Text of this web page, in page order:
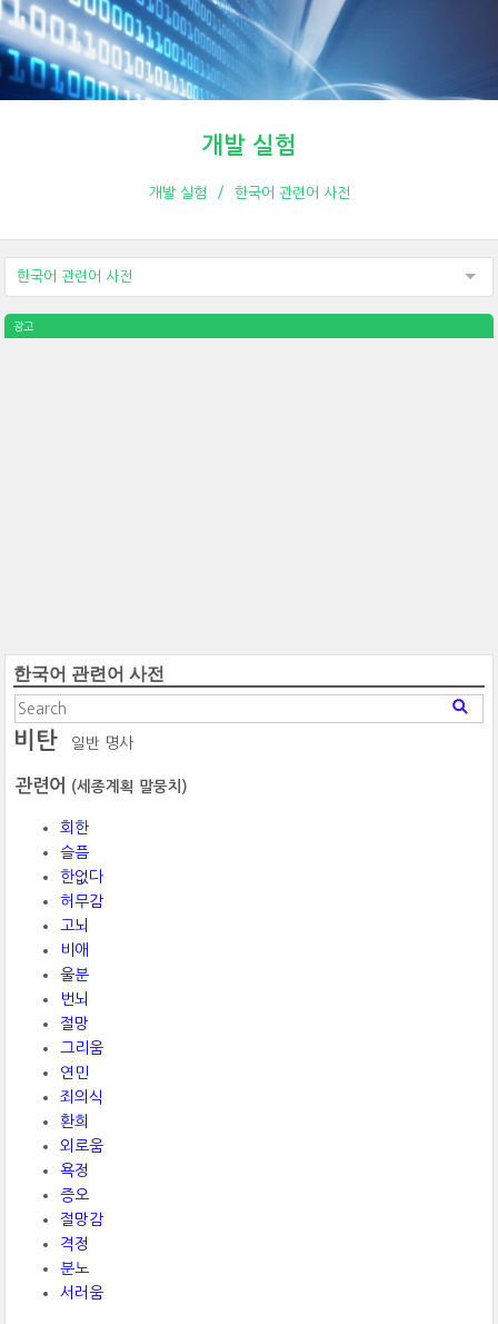
개발 실험
개발 실험 한국어 관련어 사전
한국어 관련어 사전
광고
한국어 관련어 사전
비탄 일반 명사
관련어 (세종계획 말뭉치)
회한
슬픔
한없다
허무감
고뇌
비애
울분
번뇌
절망
그리움
연민
죄의식
환희
외로움
욕정
증오
절망감
격정
분노
서러움